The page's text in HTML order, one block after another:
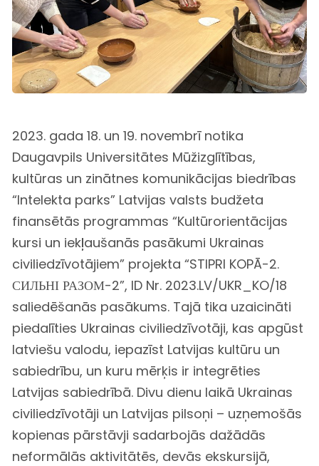
2023. gada 18. un 19. novembrī notika
Daugavpils Universitātes Mūžizglītības,
kultūras un zinātnes komunikācijas biedrības
“Intelekta parks” Latvijas valsts budžeta
finansētās programmas “Kultūrorientācijas
kursi un iekļaušanās pasākumi Ukrainas
civiliedzīvotājiem” projekta “STIPRI KOPĀ-2.
СИЛЬНІ РАЗОМ-2”, ID Nr. 2023.LV/UKR_KO/18
saliedēšanās pasākums. Tajā tika uzaicināti
piedalīties Ukrainas civiliedzīvotāji, kas apgūst
latviešu valodu, iepazīst Latvijas kultūru un
sabiedrību, un kuru mērķis ir integrēties
Latvijas sabiedrībā. Divu dienu laikā Ukrainas
civiliedzīvotāji un Latvijas pilsoņi – uzņemošās
kopienas pārstāvji sadarbojās dažādās
neformālās aktivitātēs, devās ekskursijā,